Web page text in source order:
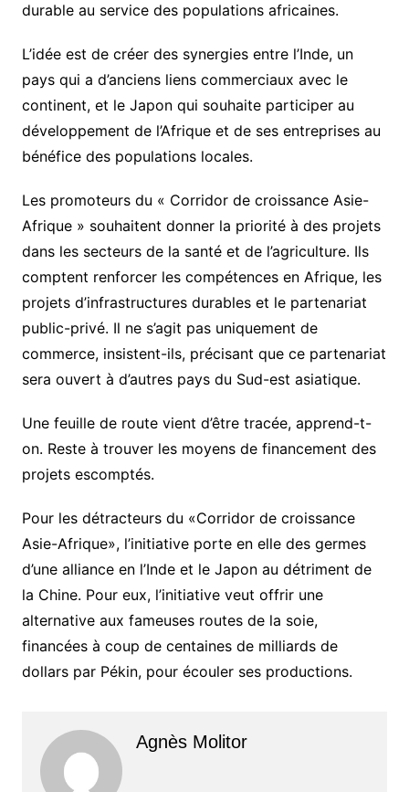
durable au service des populations africaines.
L’idée est de créer des synergies entre l’Inde, un
pays qui a d’anciens liens commerciaux avec le
continent, et le Japon qui souhaite participer au
développement de l’Afrique et de ses entreprises au
bénéfice des populations locales.
Les promoteurs du « Corridor de croissance Asie-
Afrique » souhaitent donner la priorité à des projets
dans les secteurs de la santé et de l’agriculture. Ils
comptent renforcer les compétences en Afrique, les
projets d’infrastructures durables et le partenariat
public-privé. Il ne s’agit pas uniquement de
commerce, insistent-ils, précisant que ce partenariat
sera ouvert à d’autres pays du Sud-est asiatique.
Une feuille de route vient d’être tracée, apprend-t-
on. Reste à trouver les moyens de financement des
projets escomptés.
Pour les détracteurs du «Corridor de croissance
Asie-Afrique», l’initiative porte en elle des germes
d’une alliance en l’Inde et le Japon au détriment de
la Chine. Pour eux, l’initiative veut offrir une
alternative aux fameuses routes de la soie,
financées à coup de centaines de milliards de
dollars par Pékin, pour écouler ses productions.
Agnès Molitor